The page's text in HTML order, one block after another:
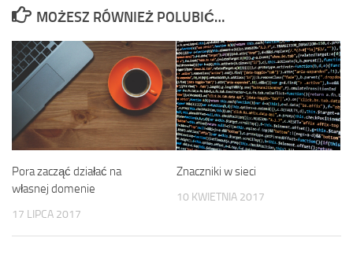
MOŻESZ RÓWNIEŻ POLUBIĆ…
Pora zacząć działać na
własnej domenie
17 LIPCA 2017
Znaczniki w sieci
10 KWIETNIA 2017